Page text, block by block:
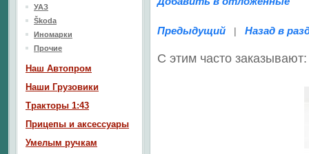
Предыдущий | Назад в
С этим часто заказывают:
УАЗ
Škoda
Иномарки
Прочие
Наш Aвтопром
Наши Грузовики
Тракторы 1:43
Прицепы и аксессуары
Умелым ручкам